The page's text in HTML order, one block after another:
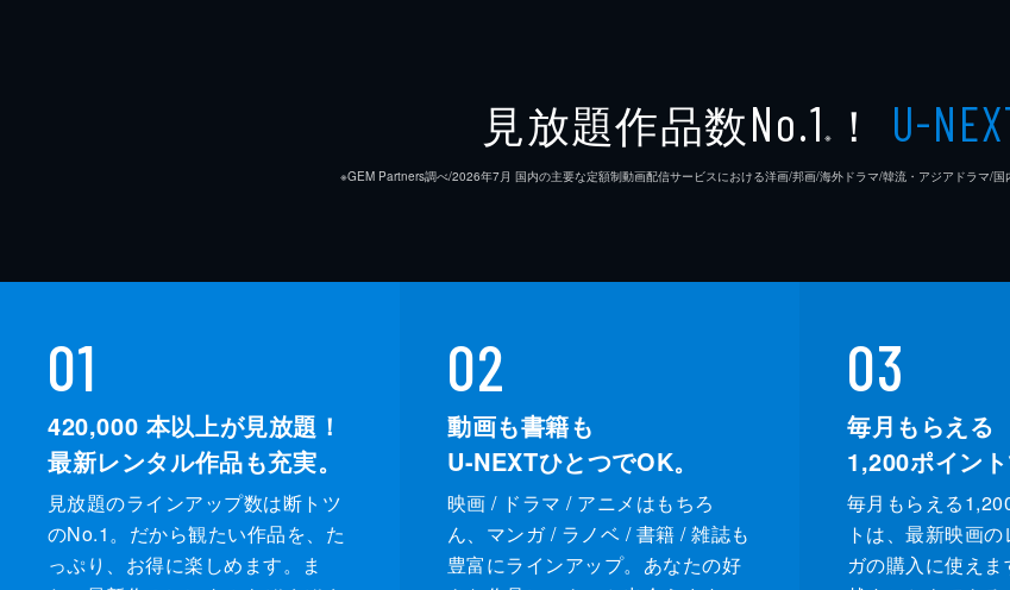
見放題作品数No.1 ※ ！ U-
※GEM Partners調べ/2026年7⽉ 国内の主要な定額制動画配信サービスにおける洋画/邦画/海外ドラマ/韓流・アジアドラマ/国
01
420,000 本以上が見放題！
最新レンタル作品も充実。
見放題のラインアップ数は断トツ
のNo.1。だから観たい作品を、た
っぷり、お得に楽しめます。ま
02
動画も書籍も
U-NEXTひとつでOK。
映画 / ドラマ / アニメはもちろ
ん、マンガ / ラノベ / 書籍 / 雑誌も
豊富にラインアップ。あなたの好
03
毎月もらえる
1,200ポイント
毎月もらえる
トは、最新映画
ガの購入に使え